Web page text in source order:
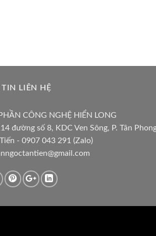
LIÊN HỆ
CÔNG NGHỆ HIỂN LONG
đường số 8, KDC Ven Sông, P. Tân
- 0907 043 291 (Zalo)